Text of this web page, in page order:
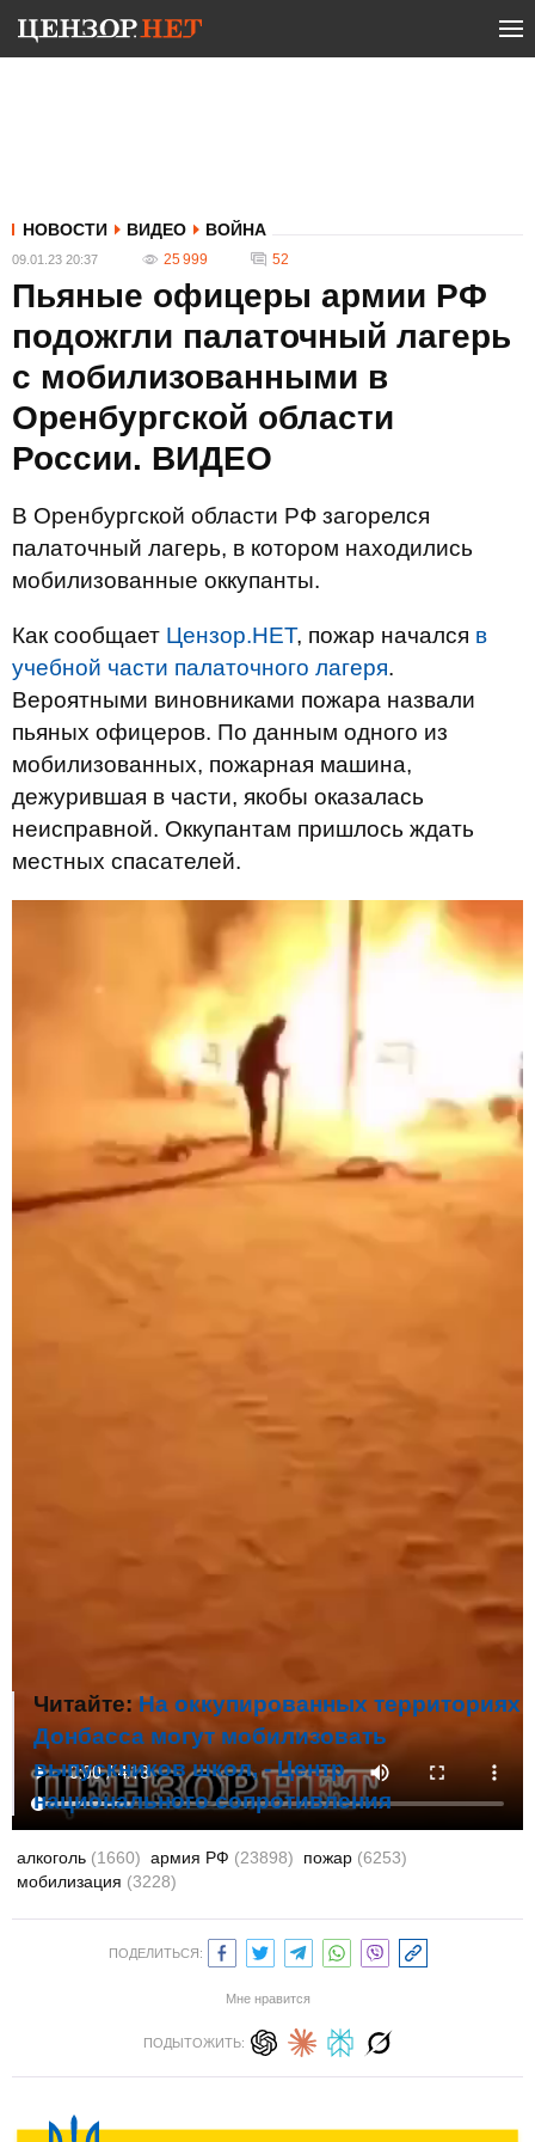
НОВОСТИ ВИДЕО ВОЙНА
09.01.23 20:37 25 999 52
Пьяные офицеры армии РФ
подожгли палаточный лагерь
с мобилизованными в
Оренбургской области
России. ВИДЕО
В Оренбургской области РФ загорелся
палаточный лагерь, в котором находились
мобилизованные оккупанты.
Как сообщает Цензор.НЕТ, пожар начался в
учебной части палаточного лагеря.
Вероятными виновниками пожара назвали
пьяных офицеров. По данным одного из
мобилизованных, пожарная машина,
дежурившая в части, якобы оказалась
неисправной. Оккупантам пришлось ждать
местных спасателей.
Читайте:На оккупированных территориях
Донбасса могут мобилизовать
выпускников школ, - Центр
национального сопротивления
алкоголь (1660) армия РФ (23898) пожар (6253)
мобилизация (3228)
ПОДЕЛИТЬСЯ:
Мне нравится
ПОДЫТОЖИТЬ: